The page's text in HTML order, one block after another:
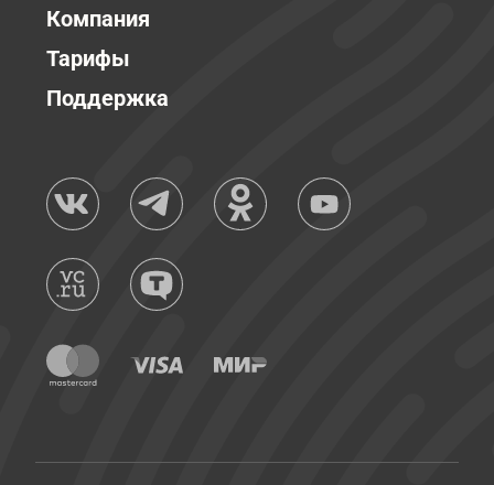
Компания
Тарифы
Поддержка